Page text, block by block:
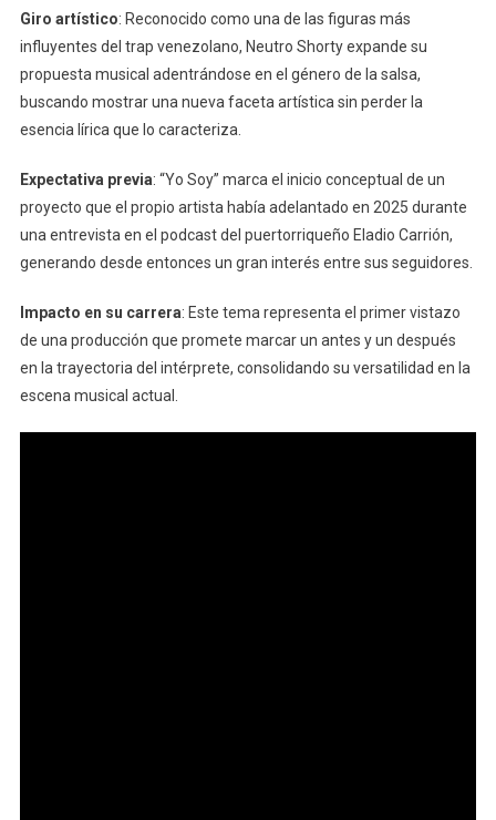
Giro artístico: Reconocido como una de las figuras más
influyentes del trap venezolano, Neutro Shorty expande su
propuesta musical adentrándose en el género de la salsa,
buscando mostrar una nueva faceta artística sin perder la
esencia lírica que lo caracteriza.
Expectativa previa: “Yo Soy” marca el inicio conceptual de un
proyecto que el propio artista había adelantado en 2025 durante
una entrevista en el podcast del puertorriqueño Eladio Carrión,
generando desde entonces un gran interés entre sus seguidores.
Impacto en su carrera: Este tema representa el primer vistazo
de una producción que promete marcar un antes y un después
en la trayectoria del intérprete, consolidando su versatilidad en la
escena musical actual.